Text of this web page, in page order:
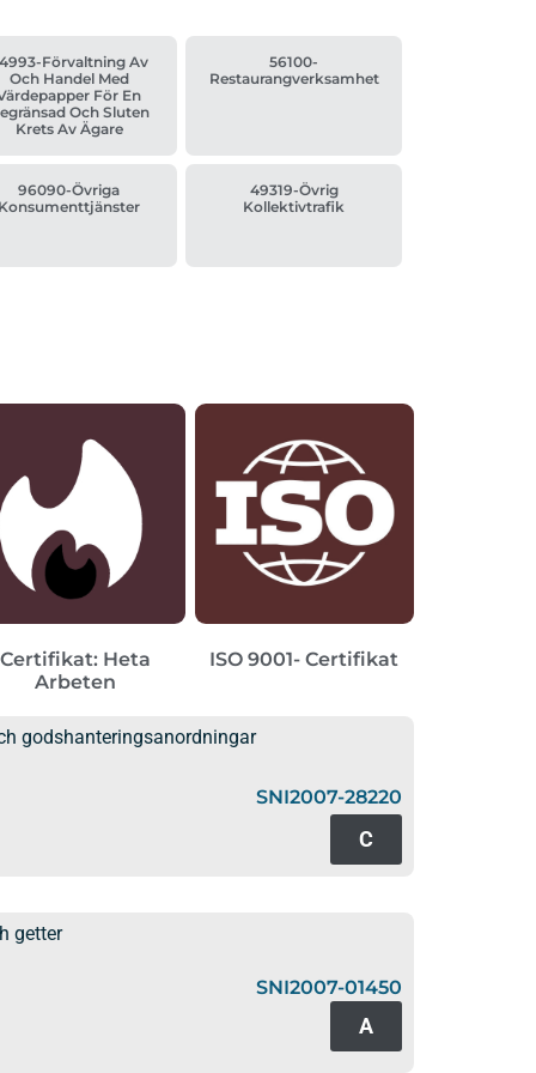
Förvaltning Av
Och Handel Med
För En
Och Sluten
Krets Av Ägare
56100-
Restaurangverksamhet
96090-Övriga
49319-Övrig
Kollektivtrafik
Certifikat: Heta
Arbeten
ISO 9001- Certifikat
godshanteringsanordningar
SNI2007-28220
C
getter
SNI2007-01450
A